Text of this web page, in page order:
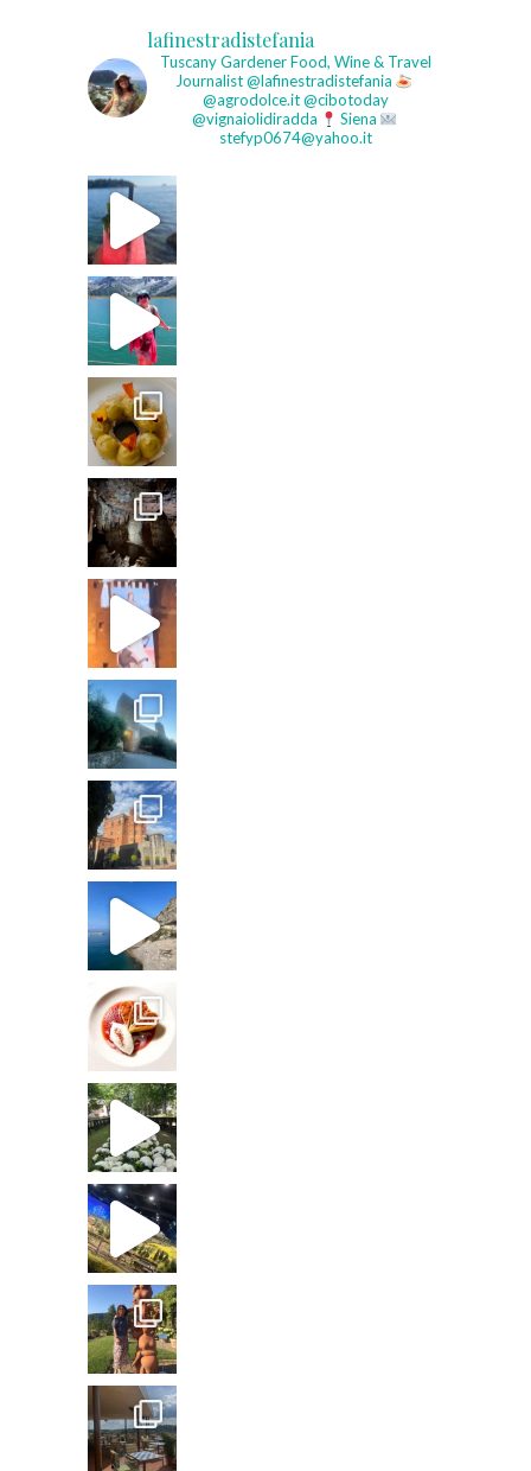
lafinestradistefania
Tuscany GardenerFood, Wine & Travel
Journalist@lafinestradistefania
@agrodolce.it @cibotoday
@vignaiolidiradda
Siena
stefyp0674@yahoo.it